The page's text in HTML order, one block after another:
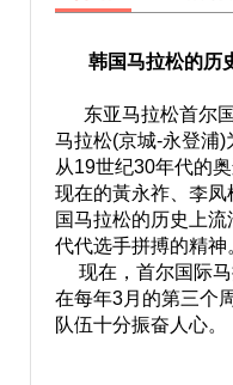
韩国马拉松的历
东亚马拉松首尔国
马拉松(京城-永登浦)
从19世纪30年代的
现在的黃永祚、李
国马拉松的历史上
代代选手拼搏的精神
现在，首尔国际马
在每年3月的第三个
队伍十分振奋人心。